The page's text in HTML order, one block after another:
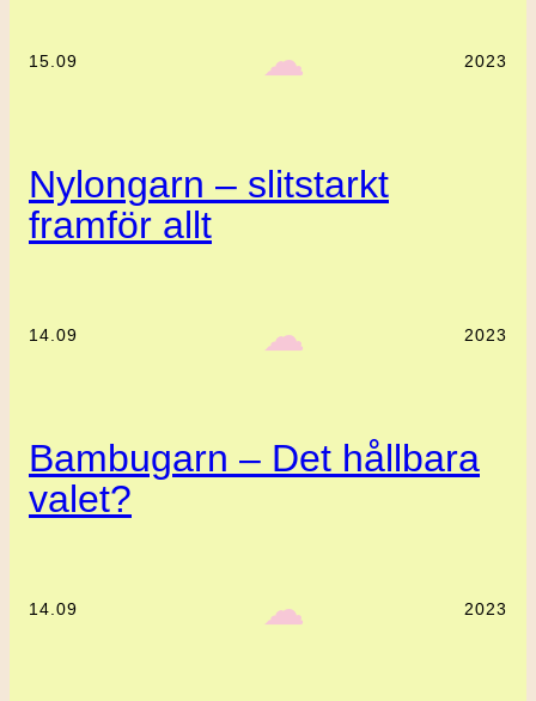
15.09 ‎ ‎‎ ☁︎‎‎ 2023
Nylongarn – slitstarkt
framför allt
14.09 ‎ ‎‎ ☁︎‎‎ 2023
Bambugarn – Det hållbara
valet?
14.09 ‎ ‎‎ ☁︎‎‎ 2023